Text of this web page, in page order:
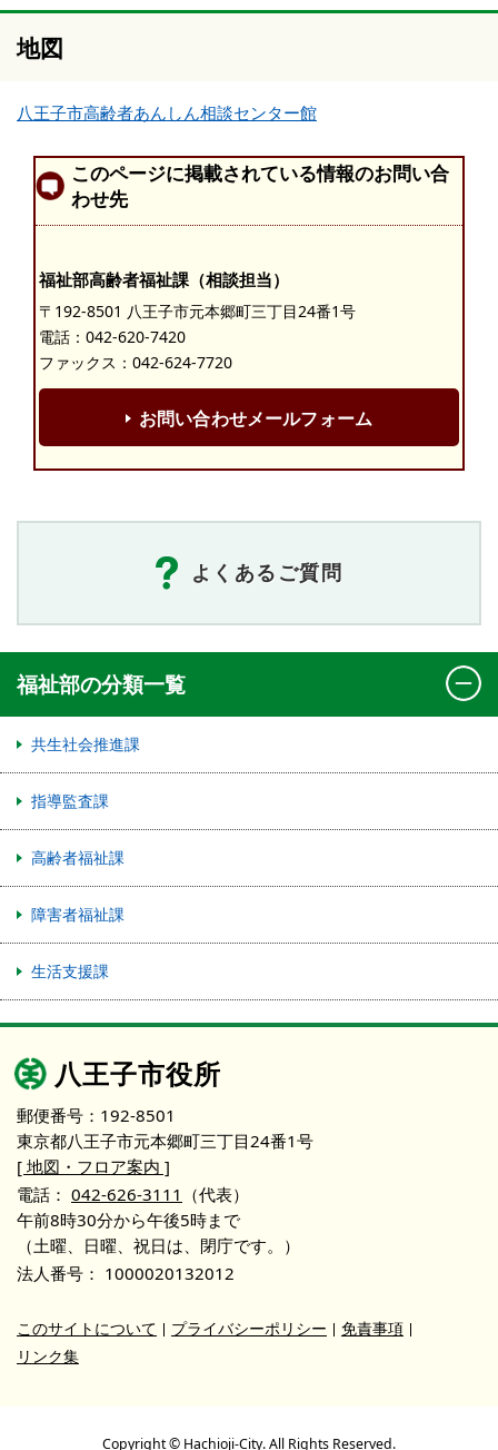
地図
八王子市高齢者あんしん相談センター館
このページに掲載されている情報のお問い合
わせ先
福祉部高齢者福祉課（相談担当）
〒192-8501 八王子市元本郷町三丁目24番1号
電話： 042-620-7420
ファックス：042-624-7720
お問い合わせメールフォーム
よくあるご質問
福祉部の分類一覧
共生社会推進課
指導監査課
高齢者福祉課
障害者福祉課
生活支援課
八王子市役所
郵便番号：192-8501
東京都八王子市元本郷町三丁目24番1号
[ 地図・フロア案内 ]
電話： 042-626-3111 （代表）
午前8時30分から午後5時まで
（土曜、日曜、祝日は、閉庁です。）
法人番号： 1000020132012
このサイトについて プライバシーポリシー
免責事項
リンク集
Copyright © Hachioji-City. All Rights Reserved.